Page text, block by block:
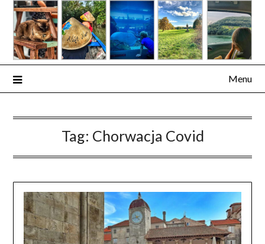
Skip
content
Menu
Tag: Chorwacja Covid